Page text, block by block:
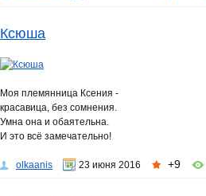
Ксюша
Моя племянница Ксения -
красавица, без сомнения.
Умна она и обаятельна.
И это всё замечательно!
olkaanis 23 июня 2016 +9